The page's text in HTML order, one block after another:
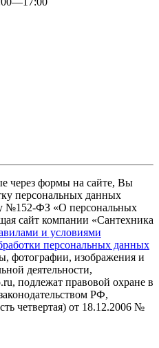
через формы на сайте, Вы
персональных данных
№152-ФЗ «О персональных
сайт компании «Cантехника
и условиями
персональных данных
фотографии, изображения и
деятельности,
подлежат правовой охране в
РФ,
четвертая) от 18.12.2006 №